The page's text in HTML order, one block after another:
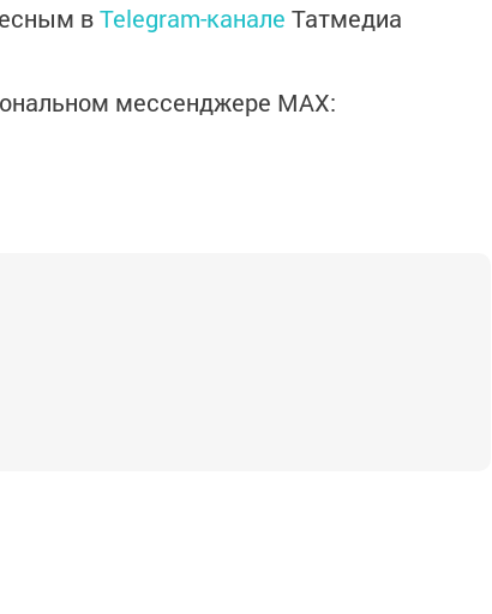
вTelegram-канале Татмедиа
мессенджере MАХ: